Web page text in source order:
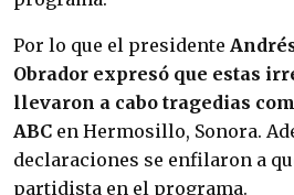
Por lo que el presidente
Obrador expresó que estas
llevaron a cabo tragedias
ABC en Hermosillo, Sonora.
declaraciones se enfilaron a
partidista en el programa.